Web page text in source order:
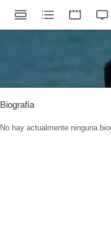
Biografía
No hay actualmente ninguna